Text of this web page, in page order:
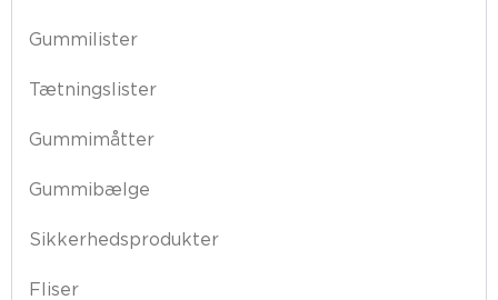
Gummilister
Tætningslister
Gummimåtter
Gummibælge
Sikkerhedsprodukter
Fliser